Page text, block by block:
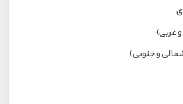
غربی)
و جنوبی)